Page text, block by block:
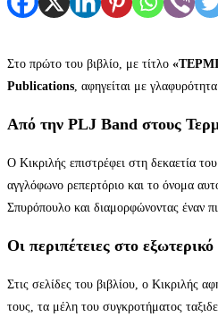
Στο πρώτο του βιβλίο, με τίτλο
Publications , αφηγείται με
Από την PLJ Band στους
Ο Κικριλής επιστρέφει στη δεκαετία
αγγλόφωνο ρεπερτόριο και το όνομα
Σπυρόπουλο και διαμορφώνοντας έναν
Οι περιπέτειες στο
Στις σελίδες του βιβλίου, ο Κικριλής
τους, τα μέλη του συγκροτήματος